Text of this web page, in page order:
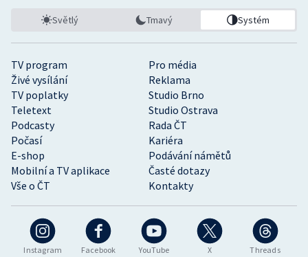
Instagram Facebook YouTube X Threads
TV program
Pro média
Živé vysílání
Reklama
TV poplatky
Studio Brno
Teletext
Studio Ostrava
Podcasty
Rada ČT
Počasí
Kariéra
E-shop
Podávání námětů
Mobilní a TV aplikace
Časté dotazy
Vše o ČT
Kontakty
Světlý Tmavý Systém